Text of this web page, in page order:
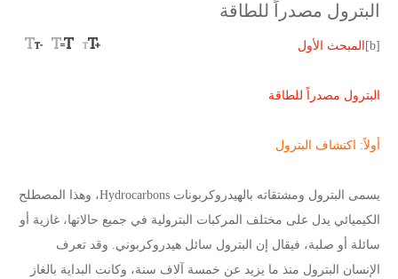
البترول مصدراً للطاقة
[b] المبحث الأول
البترول مصدراً للطاقة
أولاً: اكتشاف البترول
يسمى البترول ومشتقاته بالهيدروكربونات Hydrocarbons، وهذا المصطلح
الكيميائي يدل على مختلف المركبات البترولية في جميع حالاتها، غازية أو
سائلة أو صلبة، فيقال إن البترول سائل هيدروكربوني. وقد تعرف
الإنسان البترول منذ ما يزيد عن خمسة آلاف سنة، وكانت البداية بالغاز